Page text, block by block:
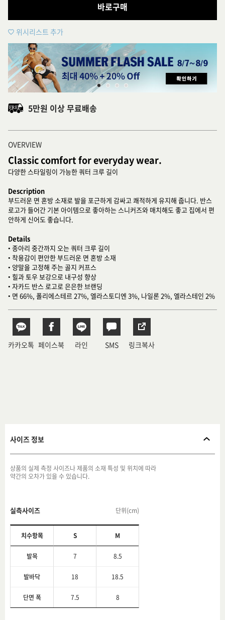
바로구매
위시리스트 추가
5만원 이상 무료배송
OVERVIEW
Classic comfort for everyday wear.
다양한 스타일링이 가능한 쿼터 크루 길이
Description
부드러운 면 혼방 소재로 발을 포근하게 감싸고 쾌적하게 유지해 줍니다. 반스
로고가 들어간 기본 아이템으로 좋아하는 스니커즈와 매치해도 좋고 집에서 편
안하게 신어도 좋습니다.
Details
• 종아리 중간까지 오는 쿼터 크루 길이
• 착용감이 편안한 부드러운 면 혼방 소재
• 양말을 고정해 주는 골지 커프스
• 힐과 토우 보강으로 내구성 향상
• 자카드 반스 로고로 은은한 브랜딩
• 면 66%, 폴리에스테르 27%, 엘라스토디엔 3%, 나일론 2%, 엘라스테인 2%
카카오톡 페이스북 라인 SMS 링크복사
사이즈 정보
상품의 실제 측정 사이즈나 제품의 소재 특성 및 위치에 따라
약간의 오차가 있을 수 있습니다.
실측사이즈 단위(cm)
치수항목 S M
발목 7 8.5
발바닥 18 18.5
단면 폭 7.5 8